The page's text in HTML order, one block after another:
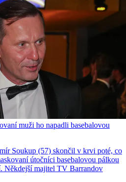
muži ho napadli basebalovou
Soukup (57) skončil v krvi poté, co
útočníci basebalovou pálkou
Někdejší majitel TV Barrandov